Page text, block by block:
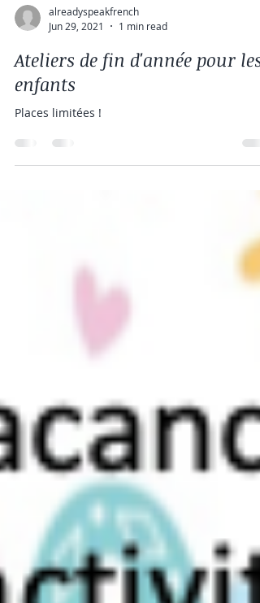
Jun 29, 2021
1 min read
Ateliers de fin d'année pour les
enfants
Places limitées !